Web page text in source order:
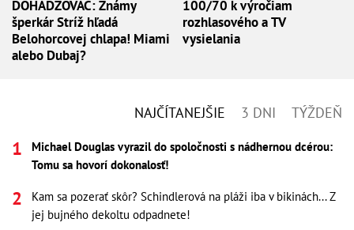
DOHADZOVAČ: Známy
šperkár Stríž hľadá
Belohorcovej chlapa! Miami
alebo Dubaj?
100/70 k výročiam
rozhlasového a TV
vysielania
NAJČÍTANEJŠIE 3 DNI TÝŽDEŇ
Michael Douglas vyrazil do spoločnosti s nádhernou dcérou:
Tomu sa hovorí dokonalosť!
Kam sa pozerať skôr? Schindlerová na pláži iba v bikinách... Z
jej bujného dekoltu odpadnete!